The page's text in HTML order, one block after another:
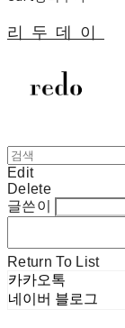
리두데이
Edit
Delete
글쓴이
Return To List
카카오톡
네이버 블로그